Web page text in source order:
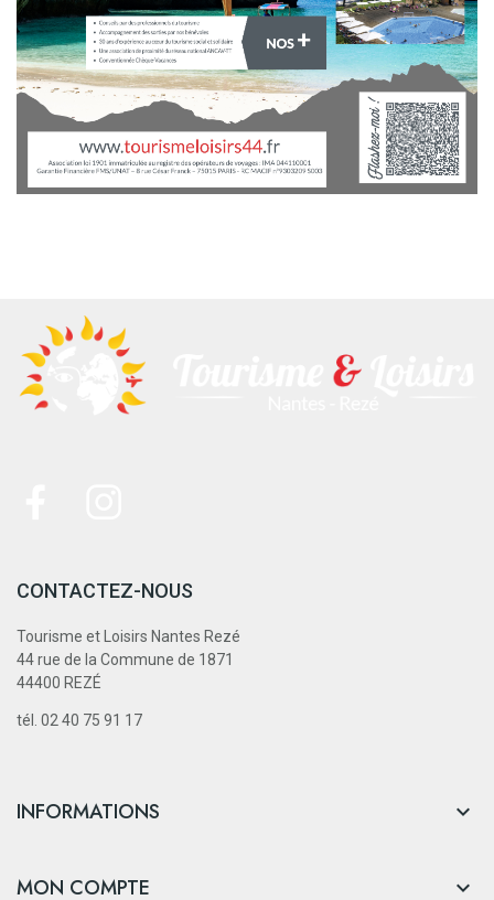
CONTACTEZ-NOUS
Tourisme et Loisirs Nantes Rezé
44 rue de la Commune de 1871
44400 REZÉ
tél. 02 40 75 91 17
INFORMATIONS 
MON COMPTE 